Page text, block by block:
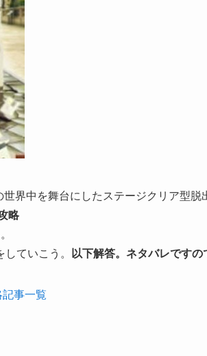
界中を舞台にしたステージクリア型脱
略
ていこう。
以下解答。ネタバレですの
事一覧